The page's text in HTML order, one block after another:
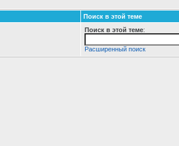
Поиск в этой теме
Поиск в этой теме:
Расширенный поиск